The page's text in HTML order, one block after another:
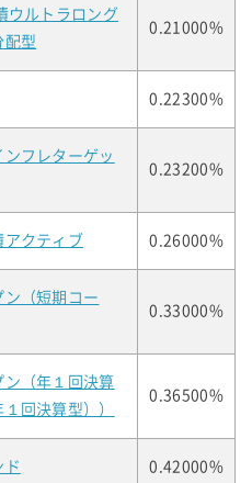
ウルトラロング
配型
0.21000%
0.22300%
ンフレターゲッ
0.23200%
アクティブ 0.26000%
ン（短期コー
0.33000%
ン（年１回決算
回決算型））
0.36500%
ド 0.42000%